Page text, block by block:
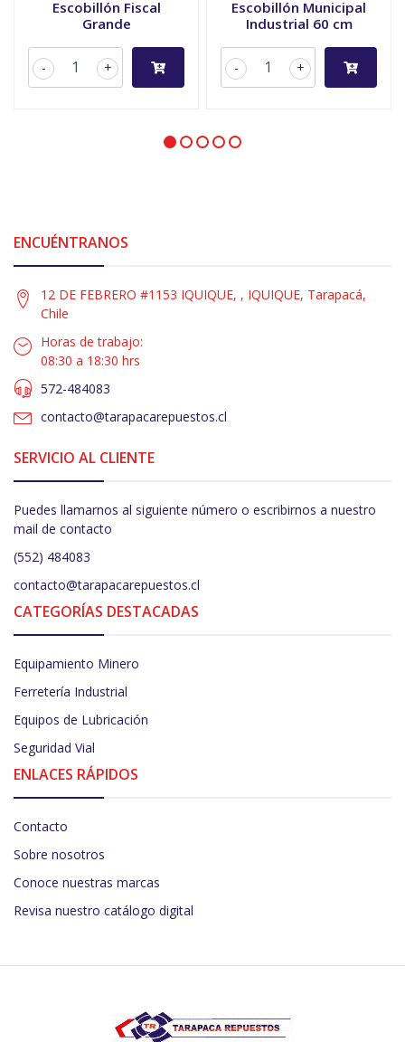
Escobillón Fiscal
Grande
+
-
Escobillón Municipal
Industrial 60 cm
+
-
ENCUÉNTRANOS
12 DE FEBRERO #1153 IQUIQUE, , IQUIQUE, Tarapacá,
Chile
Horas de trabajo:
08:30 a 18:30 hrs
572-484083
contacto@tarapacarepuestos.cl
SERVICIO AL CLIENTE
Puedes llamarnos al siguiente número o escribirnos a nuestro
mail de contacto
(552) 484083
contacto@tarapacarepuestos.cl
CATEGORÍAS DESTACADAS
Equipamiento Minero
Ferretería Industrial
Equipos de Lubricación
Seguridad Vial
ENLACES RÁPIDOS
Contacto
Sobre nosotros
Conoce nuestras marcas
Revisa nuestro catálogo digital